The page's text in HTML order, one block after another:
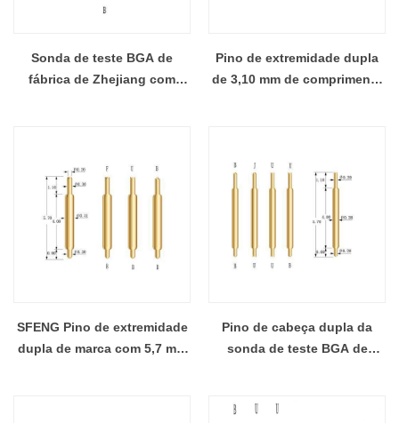
Sonda de teste BGA de
fábrica de Zhejiang com
Pino de extremidade dupla
de 3,10 mm de comprimento
SFENG Pino de extremidade
dupla de marca com 5,7 mm
Pino de cabeça dupla da
sonda de teste BGA de